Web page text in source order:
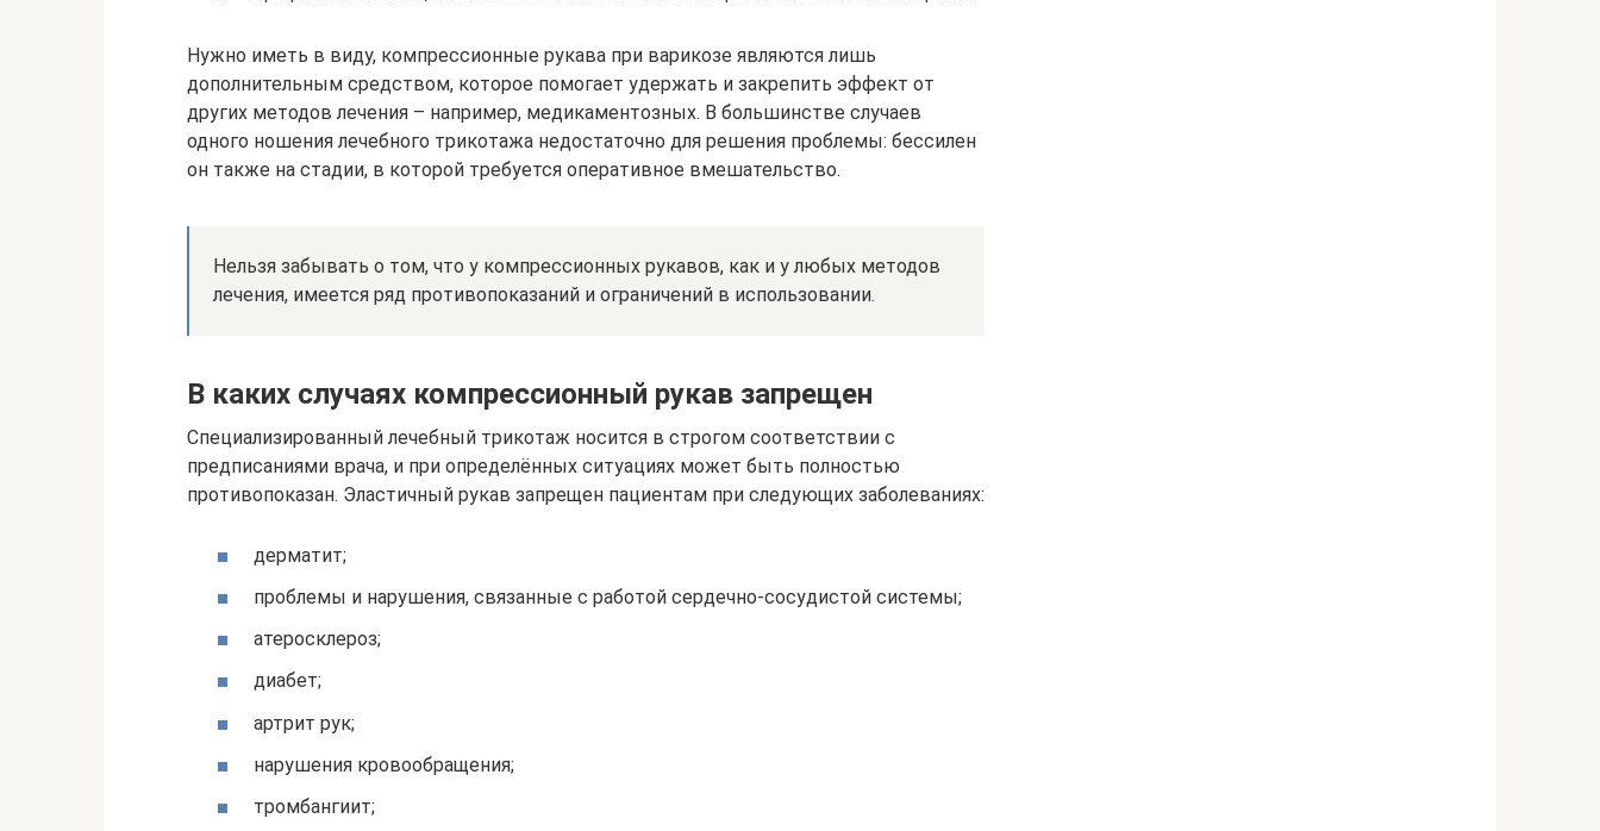
Нужно иметь в виду, компрессионные рукава при варикозе являются лишь
дополнительным средством, которое помогает удержать и закрепить эффект от
других методов лечения – например, медикаментозных. В большинстве случаев
одного ношения лечебного трикотажа недостаточно для решения проблемы: бессилен
он также на стадии, в которой требуется оперативное вмешательство.
Нельзя забывать о том, что у компрессионных рукавов, как и у любых методов
лечения, имеется ряд противопоказаний и ограничений в использовании.
В каких случаях компрессионный рукав запрещен
Специализированный лечебный трикотаж носится в строгом соответствии с
предписаниями врача, и при определённых ситуациях может быть полностью
противопоказан. Эластичный рукав запрещен пациентам при следующих заболеваниях:
дерматит;
проблемы и нарушения, связанные с работой сердечно-сосудистой системы;
атеросклероз;
диабет;
артрит рук;
нарушения кровообращения;
тромбангиит;